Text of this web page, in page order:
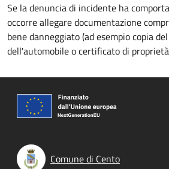
Se la denuncia di incidente ha
occorre allegare documentazione
bene danneggiato (ad esempio copia
dell'automobile o certificato di
Comune di Cento